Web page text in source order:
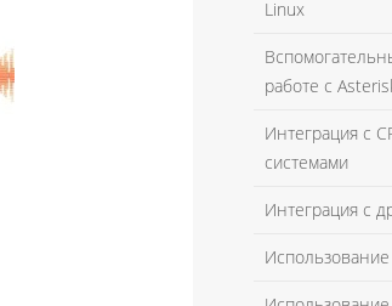
Linux
работе с
Интеграция с
системами
Интеграция с